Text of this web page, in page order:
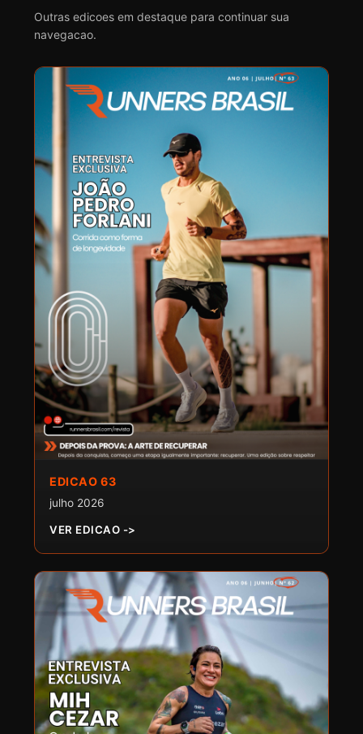
Outras edicoes em destaque para continuar sua
navegacao.
EDICAO 63
julho 2026
VER EDICAO ->